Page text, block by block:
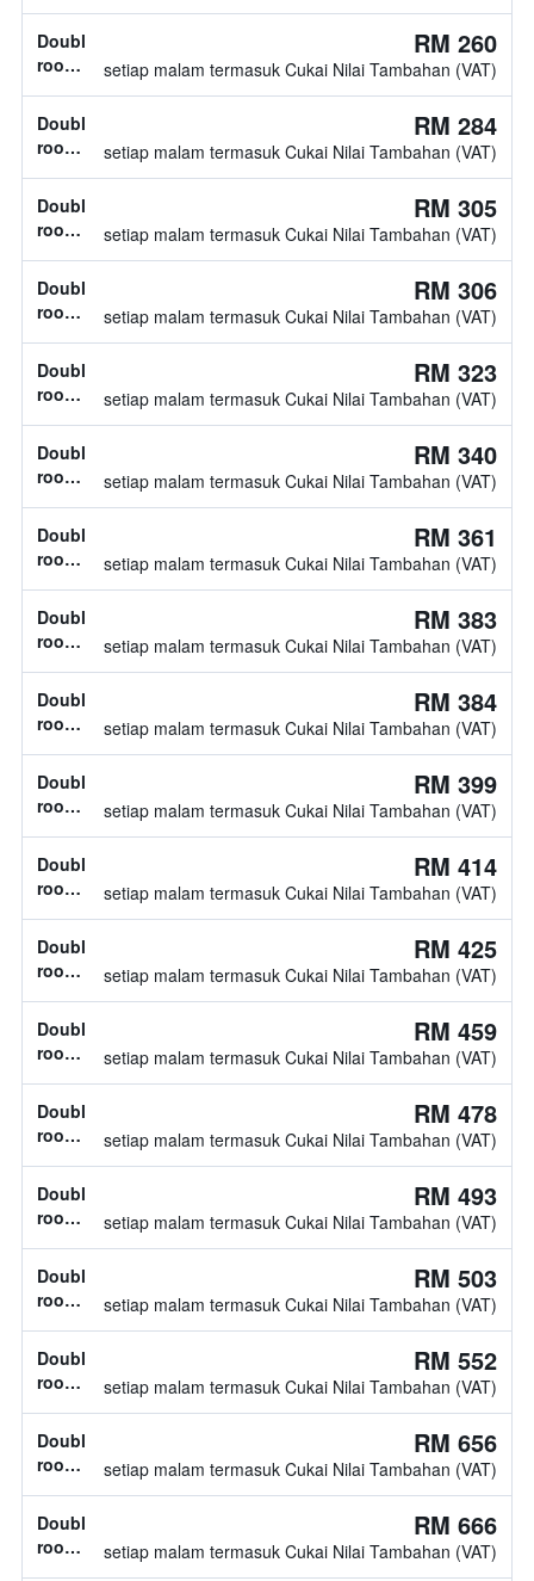
katil
tidak
diketahui
Double
room,
katil
tidak
diketahui
RM 260
setiap malam termasuk Cukai Nilai Tambahan (VAT)
Double
room,
katil
tidak
diketahui
RM 284
setiap malam termasuk Cukai Nilai Tambahan (VAT)
Double
room,
katil
tidak
diketahui
RM 305
setiap malam termasuk Cukai Nilai Tambahan (VAT)
Double
room,
katil
tidak
diketahui
RM 306
setiap malam termasuk Cukai Nilai Tambahan (VAT)
Double
room,
katil
twin
RM 323
setiap malam termasuk Cukai Nilai Tambahan (VAT)
Double
room,
katil
double
RM 340
setiap malam termasuk Cukai Nilai Tambahan (VAT)
Double
room,
katil
tidak
diketahui
RM 361
setiap malam termasuk Cukai Nilai Tambahan (VAT)
Double
room,
katil
tidak
diketahui
RM 383
setiap malam termasuk Cukai Nilai Tambahan (VAT)
Double
room,
katil
double
RM 384
setiap malam termasuk Cukai Nilai Tambahan (VAT)
Double
room,
katil
tidak
diketahui
RM 399
setiap malam termasuk Cukai Nilai Tambahan (VAT)
Double
room,
katil
tidak
diketahui
RM 414
setiap malam termasuk Cukai Nilai Tambahan (VAT)
Double
room,
katil
tidak
diketahui
RM 425
setiap malam termasuk Cukai Nilai Tambahan (VAT)
Double
room,
katil
tidak
diketahui
RM 459
setiap malam termasuk Cukai Nilai Tambahan (VAT)
Double
room,
katil
tidak
diketahui
RM 478
setiap malam termasuk Cukai Nilai Tambahan (VAT)
Double
room,
katil
tidak
diketahui
RM 493
setiap malam termasuk Cukai Nilai Tambahan (VAT)
Double
room,
katil
tidak
diketahui
RM 503
setiap malam termasuk Cukai Nilai Tambahan (VAT)
Double
room,
katil
tidak
diketahui
RM 552
setiap malam termasuk Cukai Nilai Tambahan (VAT)
Double
room,
katil
tidak
diketahui
RM 656
setiap malam termasuk Cukai Nilai Tambahan (VAT)
Double
room,
RM 666
setiap malam termasuk Cukai Nilai Tambahan (VAT)